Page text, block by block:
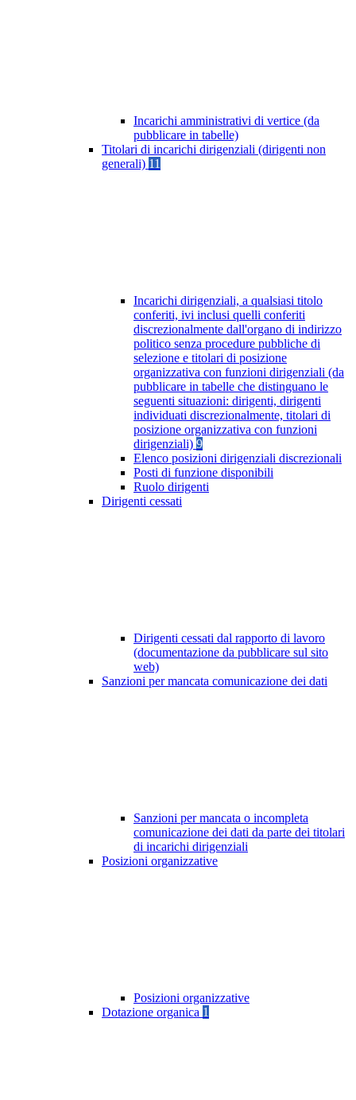
Incarichi amministrativi di vertice (da
pubblicare in tabelle)
Titolari di incarichi dirigenziali (dirigenti non
generali) 11
Incarichi dirigenziali, a qualsiasi titolo
conferiti, ivi inclusi quelli conferiti
discrezionalmente dall'organo di indirizzo
politico senza procedure pubbliche di
selezione e titolari di posizione
organizzativa con funzioni dirigenziali (da
pubblicare in tabelle che distinguano le
seguenti situazioni: dirigenti, dirigenti
individuati discrezionalmente, titolari di
posizione organizzativa con funzioni
dirigenziali) 9
Elenco posizioni dirigenziali discrezionali
Posti di funzione disponibili
Ruolo dirigenti
Dirigenti cessati
Dirigenti cessati dal rapporto di lavoro
(documentazione da pubblicare sul sito
web)
Sanzioni per mancata comunicazione dei dati
Sanzioni per mancata o incompleta
comunicazione dei dati da parte dei titolari
di incarichi dirigenziali
Posizioni organizzative
Posizioni organizzative
Dotazione organica 1